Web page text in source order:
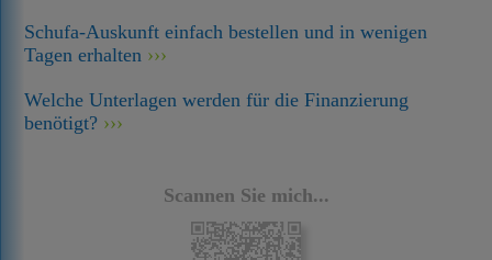
Schufa-Auskunft einfach bestellen und in wenigen
Tagen erhalten
Welche Unterlagen werden für die Finanzierung
benötigt?
Scannen Sie mich...